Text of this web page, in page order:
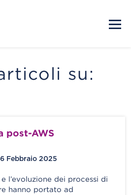
su:
post-AWS
Febbraio 2025
l’evoluzione dei processi di
hanno portato ad